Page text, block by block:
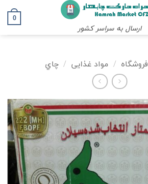
ارسال به سراسر کشور
0
فروشگاه / مواد غذایی / چاي